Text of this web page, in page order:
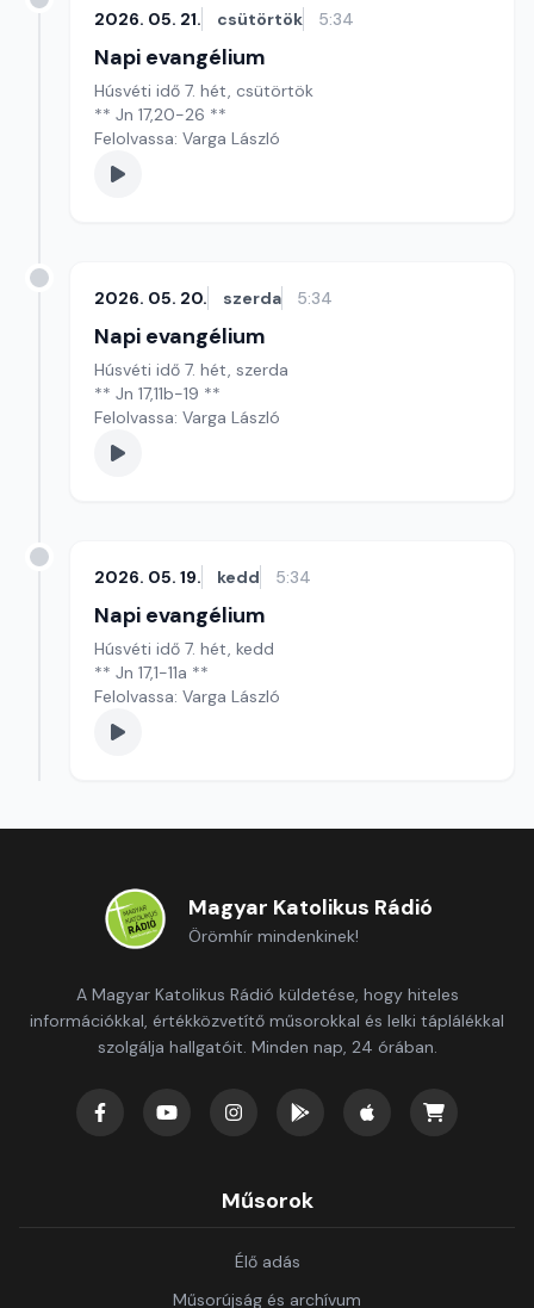
2026. 05. 21. csütörtök 5:34
Napi evangélium
Húsvéti idő 7. hét, csütörtök
** Jn 17,20-26 **
Felolvassa: Varga László
2026. 05. 20. szerda 5:34
Napi evangélium
Húsvéti idő 7. hét, szerda
** Jn 17,11b-19 **
Felolvassa: Varga László
2026. 05. 19. kedd 5:34
Napi evangélium
Húsvéti idő 7. hét, kedd
** Jn 17,1-11a **
Felolvassa: Varga László
Magyar Katolikus Rádió
Örömhír mindenkinek!
A Magyar Katolikus Rádió küldetése, hogy hiteles
információkkal, értékközvetítő műsorokkal és lelki táplálékkal
szolgálja hallgatóit. Minden nap, 24 órában.
Műsorok
Élő adás
Műsorújság és archívum